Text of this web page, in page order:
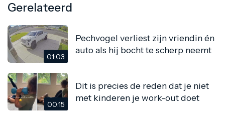
Gerelateerd
01:03
Pechvogel verliest zijn vriendin én
auto als hij bocht te scherp neemt
00:15
Dit is precies de reden dat je niet
met kinderen je work-out doet